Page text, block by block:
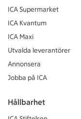
ICA Supermarket
ICA Kvantum
ICA Maxi
Utvalda leverantörer
Annonsera
Jobba på ICA
Hållbarhet